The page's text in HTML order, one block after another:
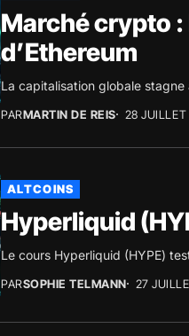
Marché crypto
d’Ethereum
La capitalisation globale stagne
PARMARTIN DE REIS 28
ALTCOINS
Hyperliquid
Le cours Hyperliquid (HYPE)
PARSOPHIE TELMANN 27